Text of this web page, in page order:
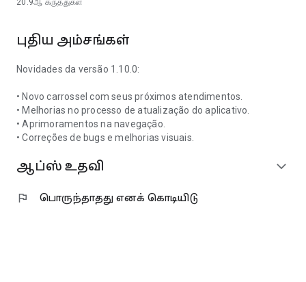
20.9ஆ கருத்துகள்
புதிய அம்சங்கள்
Novidades da versão 1.10.0:
• Novo carrossel com seus próximos atendimentos.
• Melhorias no processo de atualização do aplicativo.
• Aprimoramentos na navegação.
• Correções de bugs e melhorias visuais.
ஆப்ஸ் உதவி expand_more
flag பொருந்தாதது எனக் கொடியிடு